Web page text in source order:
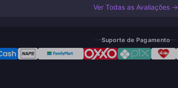
Ver Todas as Avaliações →
Suporte de Pagamento